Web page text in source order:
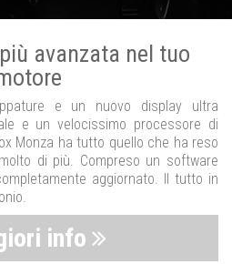
avanzata nel tuo
e un nuovo display ultra
e un velocissimo processore di
Monza ha tutto quello che ha reso
di più. Compreso un software
aggiornato. Il tutto in
info